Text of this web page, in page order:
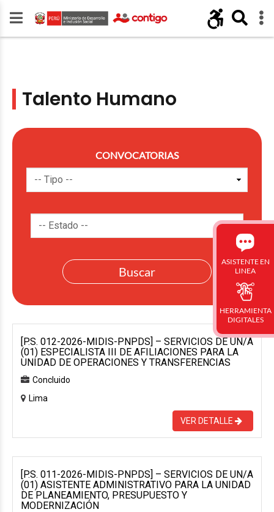
Talento Humano
CONVOCATORIAS
[P.S. 012-2026-MIDIS-PNPDS] – SERVICIOS DE UN/A
(01) ESPECIALISTA III DE AFILIACIONES PARA LA
UNIDAD DE OPERACIONES Y TRANSFERENCIAS
Concluido
Lima
VER DETALLE
[P.S. 011-2026-MIDIS-PNPDS] – SERVICIOS DE UN/A
(01) ASISTENTE ADMINISTRATIVO PARA LA UNIDAD
DE PLANEAMIENTO, PRESUPUESTO Y
MODERNIZACIÓN
ASISTENTE EN
LINEA
HERRAMIENTA
DIGITALES